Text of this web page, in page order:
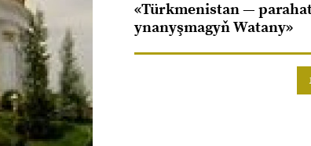
«Türkmenistan —
ynanyşmagyň Watany»